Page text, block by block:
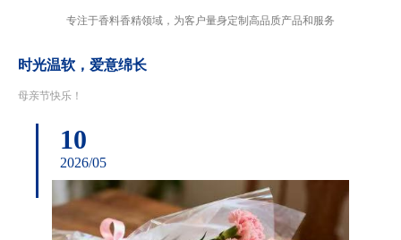
专注于香料香精领域，为客户量身定制高品质产品和服务
时光温软，爱意绵长
母亲节快乐！
10
2026/05